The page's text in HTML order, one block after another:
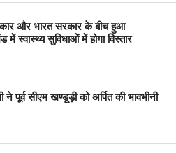
और भारत सरकार के बीच हुआ
में स्वास्थ्य सुविधाओं में होगा विस्तार
ने पूर्व सीएम खण्डूड़ी को अर्पित की भावभीनी